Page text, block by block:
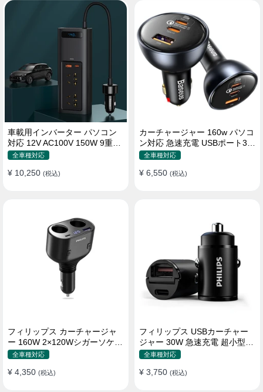
車載用インバーター パソコン
対応 12V AC100V 150W 9重保
護 ディスプレイ付き 静音タイ
全車種対応
¥ 10,250 (税込)
カーチャージャー 160w パソコ
ン対応 急速充電 USBポート3つ
Type-C シガーソケット
全車種対応
¥ 6,550 (税込)
フィリップス カーチャージャ
ー 160W 2×120Wシガーソケッ
ト おしゃれ
全車種対応
¥ 4,350 (税込)
フィリップス USBカーチャー
ジャー 30W 急速充電 超小型設
計 おしゃれ シガーソケット
全車種対応
¥ 3,750 (税込)